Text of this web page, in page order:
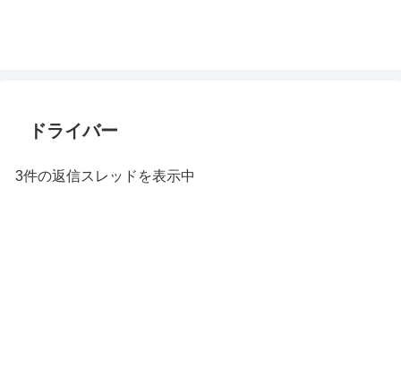
ドライバー
3件の返信スレッドを表示中